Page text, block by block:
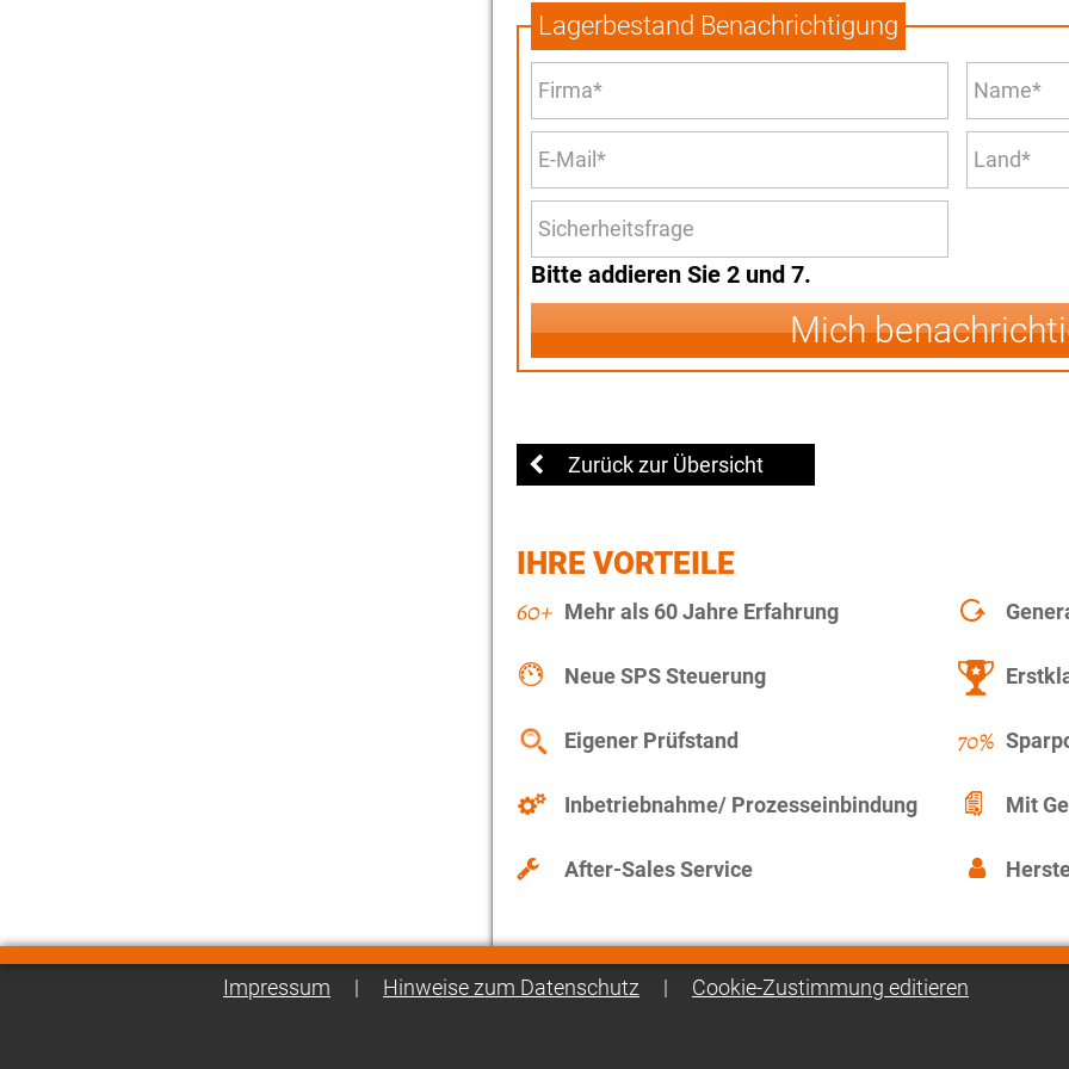
Lagerbestand Benachrichtigung
Bitte addieren Sie 2 und 7.
Mich
Zurück zur Übersicht
IHRE VORTEILE
Mehr als 60 Jahre Erfahrung
Neue SPS Steuerung
Eigener Prüfstand
Inbetriebnahme/ Prozesseinbindung Mit
After-Sales Service
Impressum | Hinweise zum Datenschutz | Cookie-Zustimmung editieren